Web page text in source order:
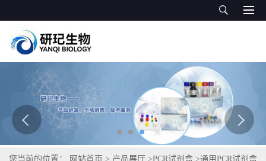
您当前的位置： 网站首页 > 产品展厅 >PCR试剂盒 >通用PCR试剂盒